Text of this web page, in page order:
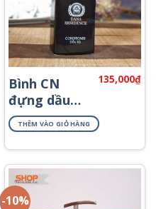
Bình CN
đựng dầu
xả PNKT-48
135,000₫
THÊM VÀO GIỎ HÀNG
-10%